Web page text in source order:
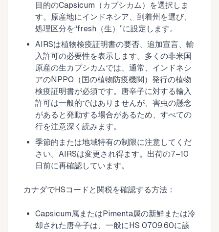
目的のCapsicum（カプシカム）を選択しま
す。原産地にインドネシア、到着州を選び、
処理区分を“fresh（生）”に設定します。
AIRSは植物検疫証明書の要否、追加宣言、輸
入許可の必要性を表示します。多くの非米国
原産の生カプシカムでは、通常、インドネシ
アのNPPO（国の植物防疫機関）発行の植物
検疫証明書が必須です。唐辛子に対する輸入
許可は一般的ではありませんが、害虫の懸念
があると発動する場合があるため、すべての
行を注意深く読みます。
季節的または地域特有の制限に注意してくだ
さい。AIRSは変更され得ます。出荷の7–10
日前に再確認しています。
カナダでHSコードと関税を確認する方法：
Capsicum属またはPimenta属の新鮮または冷
却された唐辛子は、一般にHS 0709.60に該